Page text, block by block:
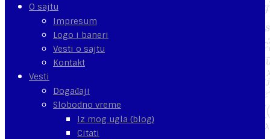
O sajtu
Impresum
Logo i baneri
Vesti o sajtu
Kontakt
Vesti
Događaji
Slobodno vreme
Iz mog ugla (blog)
Citati